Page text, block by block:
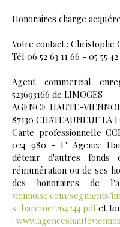
Honoraires charge
Votre contact : Christophe
Tél 06 52 63 11 66 - 05 55
Agent commercial
523693166 de LIMOGES
AGENCE HAUTE-
87130 CHATEAUNEUF LA
Carte professionnelle
024 980 - L' Agence
détenir d'autres fonds
rémunération ou de ses
des honoraires de
viennoise.com/segments/
s_bareme/264244.pdfet
: